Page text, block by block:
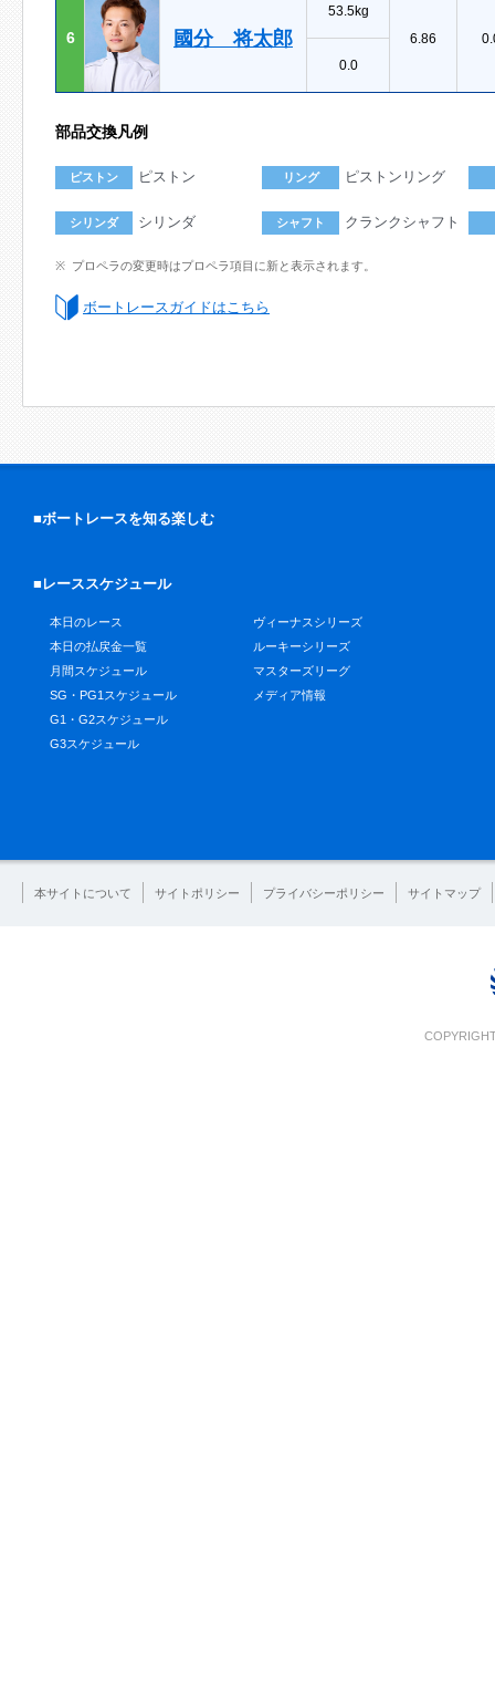
6 國分 将太郎
53.5kg
6.86
0.0
部品交換凡例
ピストン ピストン リング ピストンリング
シリンダ シリンダ シャフト クランクシャフト
プロペラの変更時はプロペラ項目に新と表示されます。
ボートレースガイドはこちら
■ボートレースを知る楽しむ
■レーススケジュール
本日のレース
本日の払戻金一覧
月間スケジュール
SG・PG1スケジュール
G1・G2スケジュール
G3スケジュール
ヴィーナスシリーズ
ルーキーシリーズ
マスターズリーグ
メディア情報
本サイトについて サイトポリシー プライバシーポリシー サイトマップ